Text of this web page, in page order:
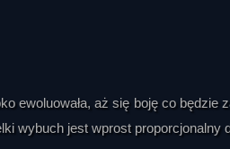
ewoluowała, aż się boję co będzie
wybuch jest wprost proporcjonalny